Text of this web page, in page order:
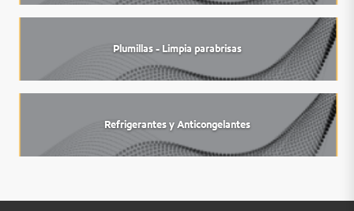
Plumillas - Limpia parabrisas
Refrigerantes y Anticongelantes